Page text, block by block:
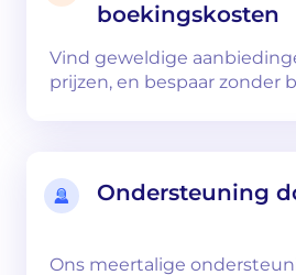
boekingskosten
Vind geweldige
prijzen, en bespaar zonder
Ondersteuning
Ons meertalige